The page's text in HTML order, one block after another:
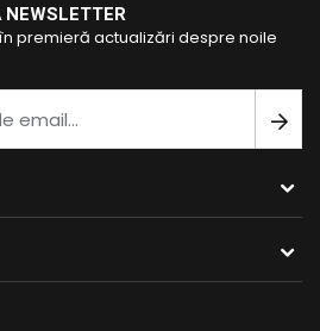
premieră actualizări despre noile